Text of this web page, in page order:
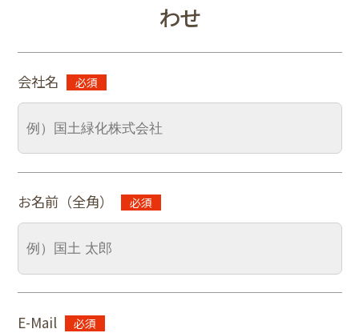
わせ
会社名
お名前（全角）
E-Mail